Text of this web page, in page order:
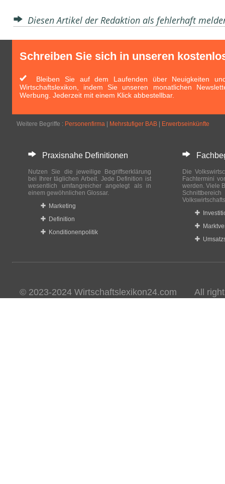
Diesen Artikel der Redaktion als fehlerhaft
Schreiben Sie sich in unseren
Bleiben Sie auf dem Laufenden über Neuigkeiten
Wirtschaftslexikon, indem Sie unseren monatlichen
Werbung. Jederzeit mit einem Klick abbestellbar.
Weitere Begriffe : Personenfirma Mehrstufiger BAB Erwerbseinkünfte
Praxisnahe Definitionen
Nutzen Sie die jeweilige Begriffserklärung
bei Ihrer täglichen Arbeit. Jede Definition ist
wesentlich umfangreicher angelegt als in
einem gewöhnlichen Glossar.
Marketing
Definition
Konditionenpolitik
Die
Fachtermini
werden. Viele
© 2023-2024 Wirtschaftslexikon24.com All